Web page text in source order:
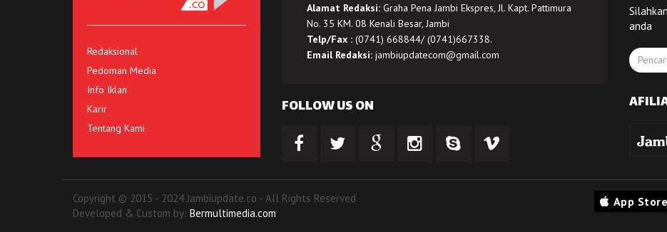
Redaksional
Pedoman Media
Info Iklan
Karir
Tentang Kami
Alamat Redaksi:Graha Pena Jambi Ekspres, Jl. Kapt. Pattimura
No. 35 KM. 08 Kenali Besar, Jambi
Telp/Fax :(0741) 668844/ (0741)667338.
Email Redaksi: jambiupdatecom@gmail.com
FOLLOW US ON
anda
Copyright © 2015 - 2024 Jambiupdate.co - All Rights Reserved
Developed & Custom by: Bermultimedia.com
App Store